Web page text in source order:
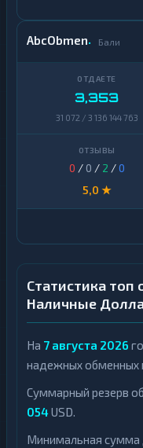
AbcObmen Бали
3,353
31 072 / 3 136 144 763
0 / 0 / 2 /0
5,0 ★
Статистика топ
Наличные
На 7 августа 2026
надежных обменных
Суммарный резерв
054USD.
Минимальная сумма